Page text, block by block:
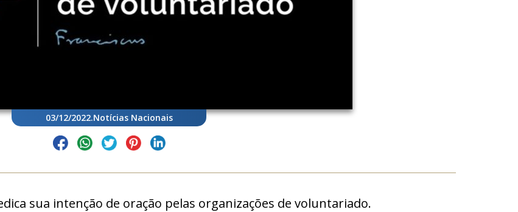
03/12/2022.Notícias Nacionais
sua intenção de oração pelas organizações de voluntariado.